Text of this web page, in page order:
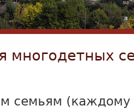
многодетных
семьям (каждому